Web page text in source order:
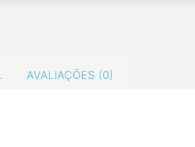
AVALIAÇÕES (0)